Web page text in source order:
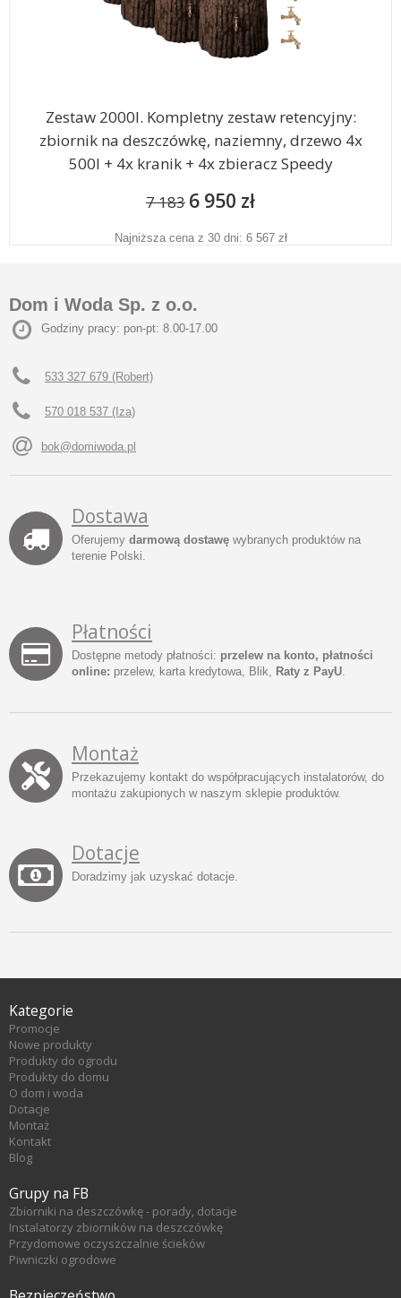
Zestaw 2000l. Kompletny zestaw retencyjny:
zbiornik na deszczówkę, naziemny, drzewo 4x
500l + 4x kranik + 4x zbieracz Speedy
7 183 6 950 zł
Najniższa cena z 30 dni: 6 567 zł
Dom i Woda Sp. z o.o.
Godziny pracy: pon-pt: 8.00-17.00
533 327 679 (Robert)
570 018 537 (Iza)
bok@domiwoda.pl
Dostawa
Oferujemy darmową dostawę wybranych produktów na
terenie Polski.
Płatności
Dostępne metody płatności: przelew na konto, płatności
online: przelew, karta kredytowa, Blik, Raty z PayU
Montaż
Przekazujemy kontakt do współpracujących instalatorów, do
montażu zakupionych w naszym sklepie produktów.
Dotacje
Doradzimy jak uzyskać dotacje.
Kategorie
Promocje
Nowe produkty
Produkty do ogrodu
Produkty do domu
O dom i woda
Dotacje
Montaż
Kontakt
Blog
Grupy na FB
Zbiorniki na deszczówkę - porady, dotacje
Instalatorzy zbiorników na deszczówkę
Przydomowe oczyszczalnie ścieków
Piwniczki ogrodowe